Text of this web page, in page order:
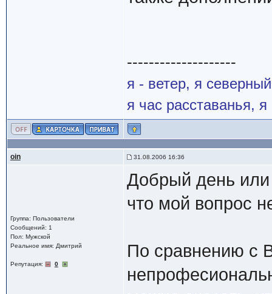
--------------------
я - ветер, я
я час расставанья,
oin 31.08.2006 16:36
Группа: Пользователи
Сообщений: 1
Пол: Мужской
Реальное имя: Дмитрий
Репутация: 0
Добрый день
что мой вопрос
По сравнению с